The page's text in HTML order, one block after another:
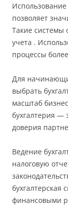
позволяет
Такие системы
учета .
процессы
Для
выбрать
масштаб
бухгалтерия —
доверия
Ведение
налоговую
бухгалтерская
финансовыми